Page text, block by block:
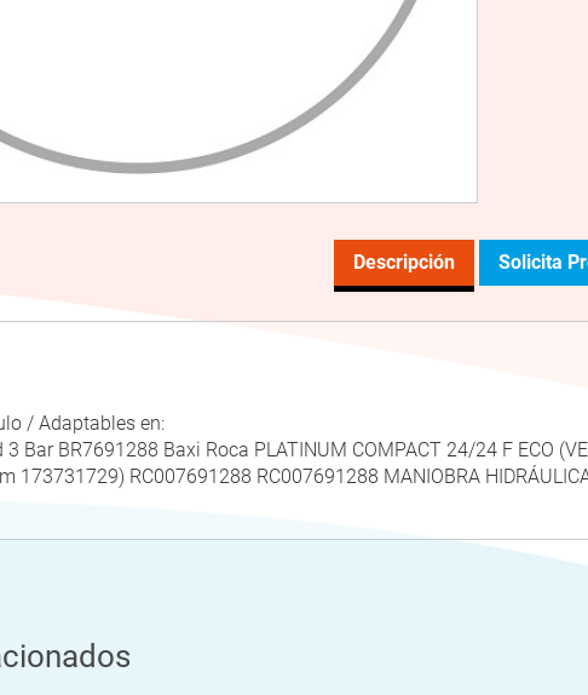
Descripción Solicita
/ Adaptables en:
Bar BR7691288 Baxi Roca PLATINUM COMPACT 24/24 F ECO
173731729) RC007691288 RC007691288 MANIOBRA